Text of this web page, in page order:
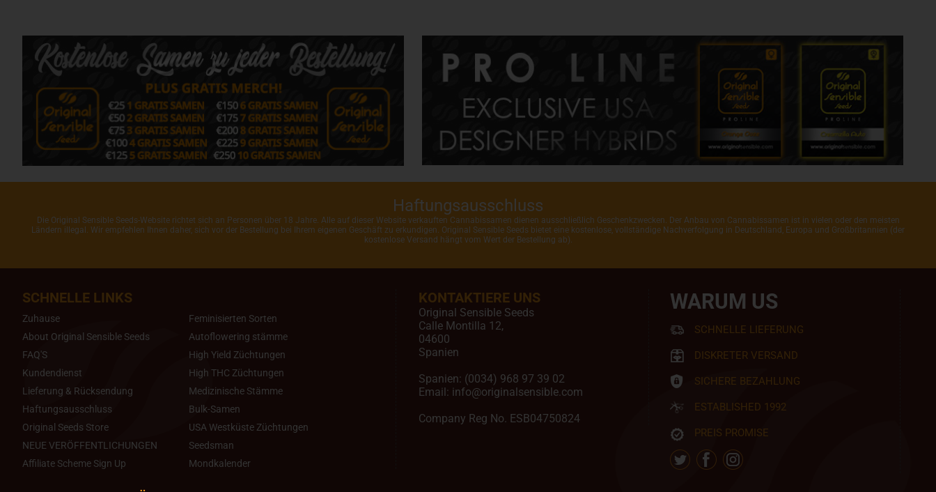
Haftungsausschluss
Die Original Sensible Seeds-Website richtet sich an Personen über 18 Jahre. Alle auf dieser Website verkauften Cannabissamen dienen ausschließlich Geschenkzwecken. Der Anbau von Cannabissamen ist in vielen oder den meisten
Ländern illegal. Wir empfehlen Ihnen daher, sich vor der Bestellung bei Ihrem eigenen Geschäft zu erkundigen. Original Sensible Seeds bietet eine kostenlose, vollständige Nachverfolgung in Deutschland, Europa und Großbritannien (der
kostenlose Versand hängt vom Wert der Bestellung ab).
SCHNELLE LINKS
Zuhause
About Original Sensible Seeds
FAQ'S
Kundendienst
Lieferung & Rücksendung
Haftungsausschluss
Original Seeds Store
NEUE VERÖFFENTLICHUNGEN
Affiliate Scheme Sign Up
Feminisierten Sorten
Autoflowering stämme
High Yield Züchtungen
High THC Züchtungen
Medizinische Stämme
Bulk-Samen
USA Westküste Züchtungen
Seedsman
Mondkalender
KONTAKTIERE UNS
Original Sensible Seeds
Calle Montilla 12,
04600
Spanien
Spanien: (0034) 968 97 39 02
Email: info@originalsensible.com
Company Reg No. ESB04750824
WARUM US
SCHNELLE LIEFERUNG
DISKRETER VERSAND
SICHERE BEZAHLUNG
ESTABLISHED 1992
PREIS PROMISE